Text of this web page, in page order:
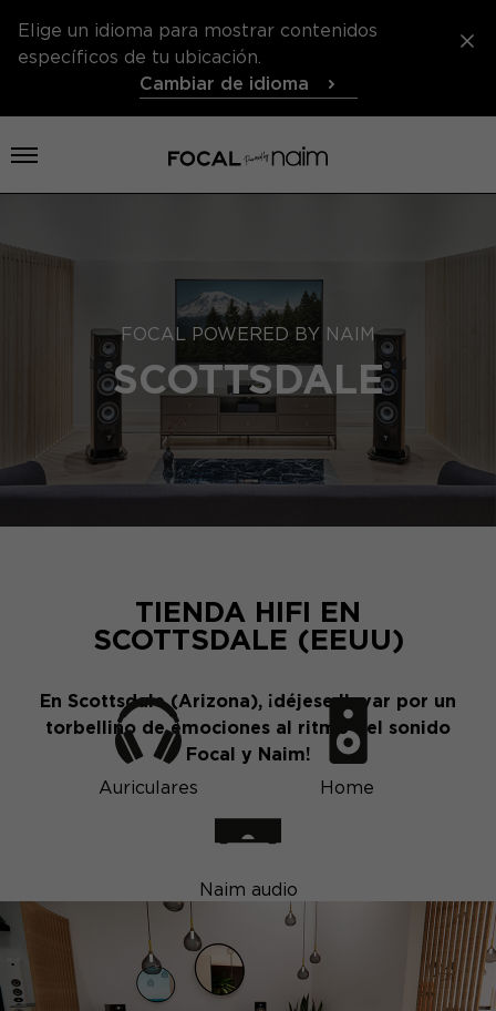
Elige un idioma para mostrar contenidos
específicos de tu ubicación.
Cambiar de idioma
Abrir menú
FOCAL POWERED BY NAIM
SCOTTSDALE
TIENDA HIFI EN
SCOTTSDALE (EEUU)
En Scottsdale (Arizona), ¡déjese llevar por un
torbellino de emociones al ritmo del sonido
Focal y Naim!
Auriculares
Home
Naim audio